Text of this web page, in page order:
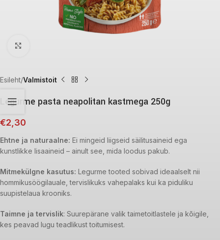
Esileht Valmistoit
Legurme pasta neapolitan kastmega 250g
€2,30
Ehtne ja naturaalne: Ei mingeid liigseid säilitusaineid ega
kunstlikke lisaaineid – ainult see, mida loodus pakub.
Mitmekülgne kasutus: Legurme tooted sobivad ideaalselt nii
hommikusöögilauale, tervislikuks vahepalaks kui ka piduliku
suupistelaua krooniks.
Taimne ja tervislik: Suurepärane valik taimetoitlastele ja kõigile,
kes peavad lugu teadlikust toitumisest.